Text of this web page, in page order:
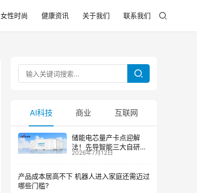
女性时尚 健康资讯 关于我们 联系我们
AI科技 商业 互联网
储能电芯量产卡点迎解
法！先导智能三大自研技
术攻克大尺寸制芯难题
2026年7月12日
产品成本居高不下 机器人进入家庭还需迈过
哪些门槛?